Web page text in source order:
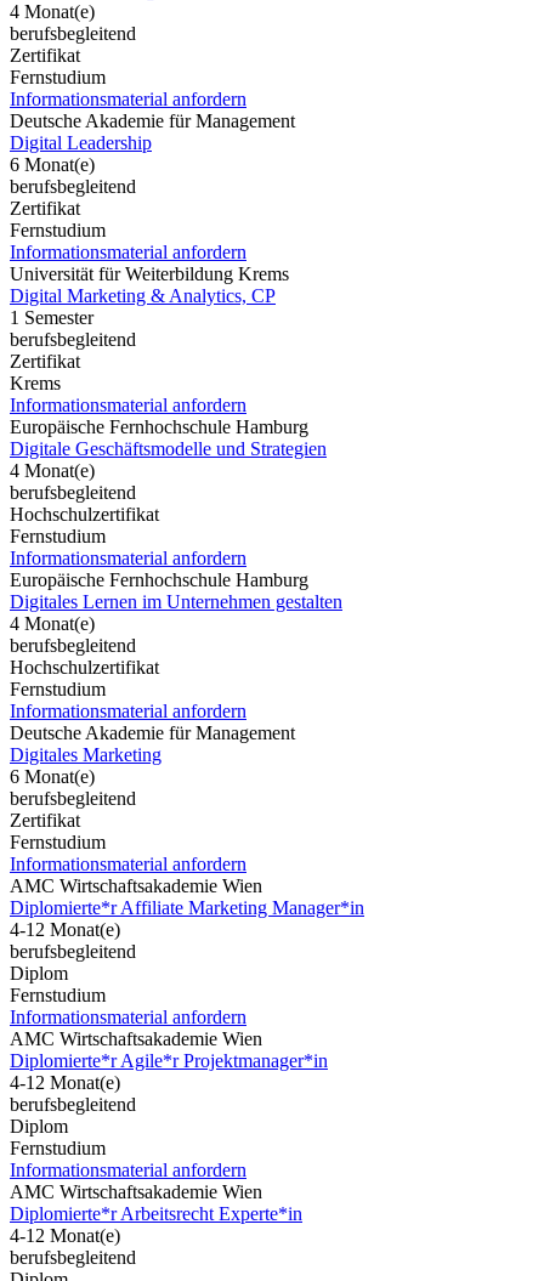
4 Monat(e)
berufsbegleitend
Zertifikat
Fernstudium
Informationsmaterial anfordern
Deutsche Akademie für Management
Digital Leadership
6 Monat(e)
berufsbegleitend
Zertifikat
Fernstudium
Informationsmaterial anfordern
Universität für Weiterbildung Krems
Digital Marketing & Analytics, CP
1 Semester
berufsbegleitend
Zertifikat
Krems
Informationsmaterial anfordern
Europäische Fernhochschule Hamburg
Digitale Geschäftsmodelle und Strategien
4 Monat(e)
berufsbegleitend
Hochschulzertifikat
Fernstudium
Informationsmaterial anfordern
Europäische Fernhochschule Hamburg
Digitales Lernen im Unternehmen gestalten
4 Monat(e)
berufsbegleitend
Hochschulzertifikat
Fernstudium
Informationsmaterial anfordern
Deutsche Akademie für Management
Digitales Marketing
6 Monat(e)
berufsbegleitend
Zertifikat
Fernstudium
Informationsmaterial anfordern
AMC Wirtschaftsakademie Wien
Diplomierte*r Affiliate Marketing Manager*in
4-12 Monat(e)
berufsbegleitend
Diplom
Fernstudium
Informationsmaterial anfordern
AMC Wirtschaftsakademie Wien
Diplomierte*r Agile*r Projektmanager*in
4-12 Monat(e)
berufsbegleitend
Diplom
Fernstudium
Informationsmaterial anfordern
AMC Wirtschaftsakademie Wien
Diplomierte*r Arbeitsrecht Experte*in
4-12 Monat(e)
berufsbegleitend